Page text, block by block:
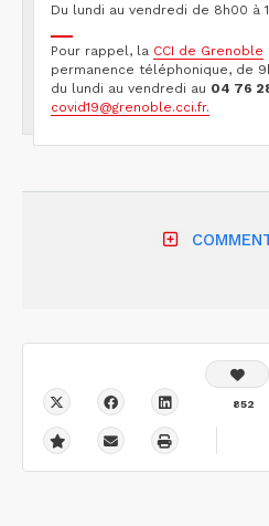
Du lundi au vendredi de 8h00 à
Pour rappel, la CCI de Grenoble
permanence téléphonique, de
du lundi au vendredi au 04 76
covid19@grenoble.cci.fr.
852